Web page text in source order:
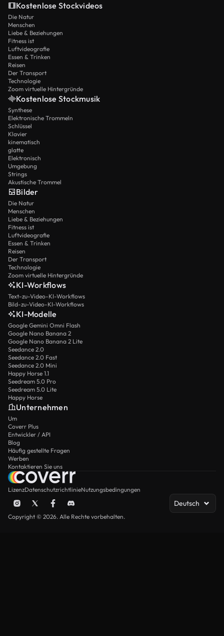
Kostenlose Stockvideos
Die Natur
Menschen
Liebe & Beziehungen
Fitness ist
Luftvideografie
Essen & Trinken
Reisen
Der Transport
Technologie
Zoom virtuelle Hintergründe
Kostenlose Stockmusik
Synthese
Elektronische Trommeln
Schlüssel
Klavier
kinematisch
glatte
Elektronisch
Umgebung
Strings
Akustische Trommel
Bilder
Die Natur
Menschen
Liebe & Beziehungen
Fitness ist
Luftvideografie
Essen & Trinken
Reisen
Der Transport
Technologie
Zoom virtuelle Hintergründe
KI-Workflows
Text-zu-Video-KI-Workflows
Bild-zu-Video-KI-Workflows
KI-Modelle
Google Gemini Omni Flash
Google Nano Banana 2
Google Nano Banana 2 Lite
Seedance 2.0
Seedance 2.0 Fast
Seedance 2.0 Mini
Happy Horse 1.1
Seedream 5.0 Pro
Seedream 5.0 Lite
Happy Horse
Unternehmen
Um
Coverr Plus
Entwickler / API
Blog
Häufig gestellte Fragen
Werben
Kontaktieren Sie uns
LizenzDatenschutzrichtlinieNutzungsbedingungen
Deutsch
Copyright © 2026. Alle Rechte vorbehalten.